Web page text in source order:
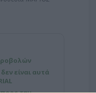
είναι αυτά